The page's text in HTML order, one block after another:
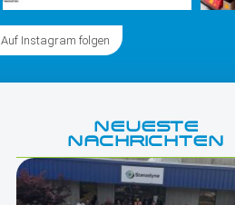
Auf Instagram folgen
NEUESTE
NACHRICHTEN